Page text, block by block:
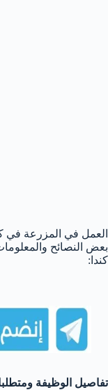
العمل في المزرعة في
بعض النصائح
كندا:
تفاصيل الوظيفة